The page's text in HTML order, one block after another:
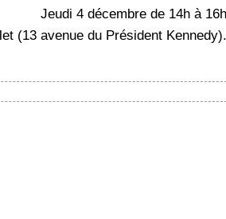
Jeudi 4 décembre de 14h à 16h
(13 avenue du Président Kennedy).